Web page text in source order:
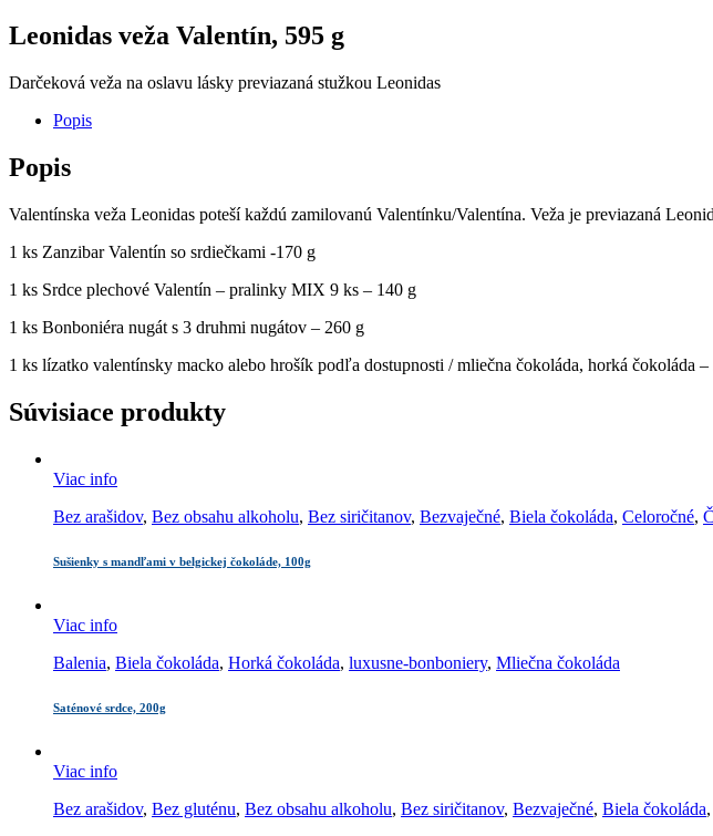
Leonidas veža Valentín, 595 g
Darčeková veža na oslavu lásky previazaná stužkou Leonidas
Popis
Popis
Valentínska veža Leonidas poteší každú zamilovanú Valentínku/Valentína. Veža je previazaná
1 ks Zanzibar Valentín so srdiečkami -170 g
1 ks Srdce plechové Valentín – pralinky MIX 9 ks – 140 g
1 ks Bonboniéra nugát s 3 druhmi nugátov – 260 g
1 ks lízatko valentínsky macko alebo hrošík podľa dostupnosti / mliečna čokoláda, horká čokoláda –
Súvisiace produkty
Viac info
Bez arašidov, Bez obsahu alkoholu, Bez siričitanov, Bezvaječné, Biela čokoláda, Celoročné,
Sušienky s mandľami v belgickej čokoláde, 100g
Viac info
Balenia, Biela čokoláda, Horká čokoláda, luxusne-bonboniery, Mliečna čokoláda
Saténové srdce, 200g
Viac info
Bez arašidov, Bez gluténu, Bez obsahu alkoholu, Bez siričitanov, Bezvaječné, Biela čokoláda,